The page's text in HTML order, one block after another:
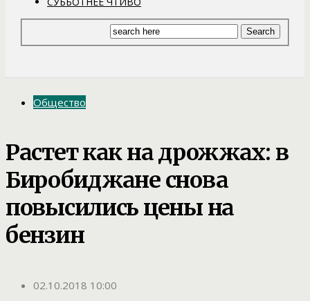
Общество
Растет как на дрожжах: в
Биробиджане снова
повысились цены на
бензин
02.10.2018 10:00